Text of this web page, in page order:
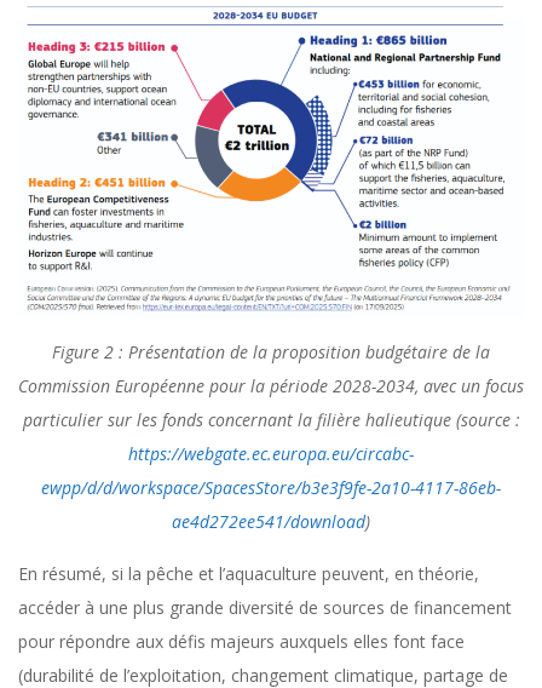
Figure 2 : Présentation de la proposition budgétaire de la
Commission Européenne pour la période 2028-2034, avec un focus
particulier sur les fonds concernant la filière halieutique (source :
https://webgate.ec.europa.eu/circabc-
ewpp/d/d/workspace/SpacesStore/b3e3f9fe-2a10-4117-86eb-
ae4d272ee541/download)
En résumé, si la pêche et l’aquaculture peuvent, en théorie,
accéder à une plus grande diversité de sources de financement
pour répondre aux défis majeurs auxquels elles font face
(durabilité de l’exploitation, changement climatique, partage de